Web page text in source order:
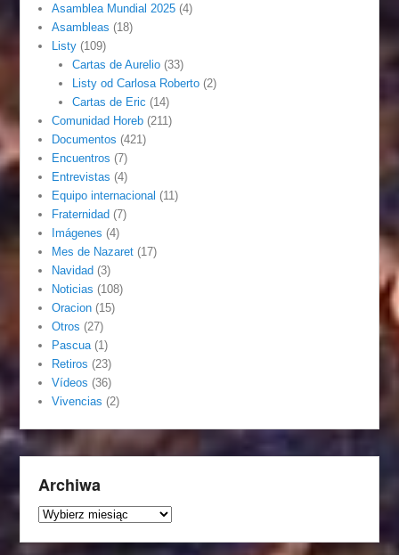
Asamblea Mundial 2025 (4)
Asambleas (18)
Listy (109)
Cartas de Aurelio(33)
Listy od Carlosa Roberto(2)
Cartas de Eric (14)
Comunidad Horeb (211)
Documentos (421)
Encuentros (7)
Entrevistas (4)
Equipo internacional (11)
Fraternidad (7)
Imágenes (4)
Mes de Nazaret (17)
Navidad (3)
Noticias (108)
Oracion (15)
Otros (27)
Pascua (1)
Retiros (23)
Vídeos (36)
Vivencias (2)
Archiwa
Archiwa